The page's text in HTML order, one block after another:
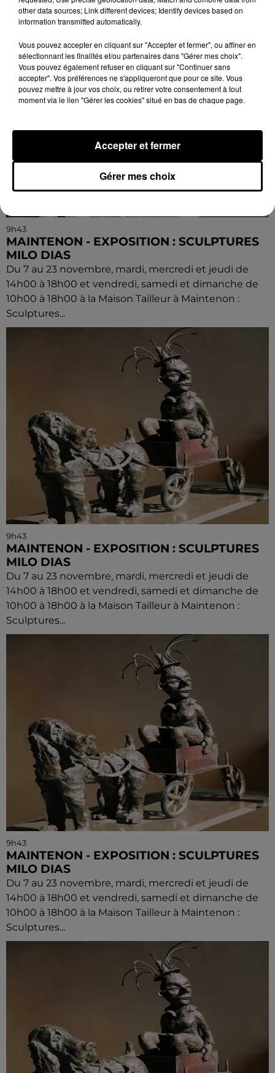
Sculptures...
9h43
MAINTENON - EXPOSITION : SCULPTURES
MILO DIAS
Du 7 au 23 novembre, mardi, mercredi et jeudi de
14h00 à 18h00 et vendredi, samedi et dimanche de
10h00 à 18h00 à la Maison Tailleur à Maintenon :
Sculptures...
9h43
MAINTENON - EXPOSITION : SCULPTURES
MILO DIAS
Du 7 au 23 novembre, mardi, mercredi et jeudi de
14h00 à 18h00 et vendredi, samedi et dimanche de
10h00 à 18h00 à la Maison Tailleur à Maintenon :
Sculptures...
9h43
MAINTENON - EXPOSITION : SCULPTURES
MILO DIAS
Du 7 au 23 novembre, mardi, mercredi et jeudi de
14h00 à 18h00 et vendredi, samedi et dimanche de
10h00 à 18h00 à la Maison Tailleur à Maintenon :
Sculptures...
other data sources; Link different devices; Identify devices based on
information transmitted automatically.
Vous pouvez accepter en cliquant sur "Accepter et fermer", ou affiner en
sélectionnant les finalités et/ou partenaires dans "Gérer mes choix".
Vous pouvez également refuser en cliquant sur "Continuer sans
accepter". Vos préférences ne s'appliqueront que pour ce site. Vous
pouvez mettre à jour vos choix, ou retirer votre consentement à tout
moment via le lien "Gérer les cookies" situé en bas de chaque page.
Gérer mes choix
Accepter et fermer